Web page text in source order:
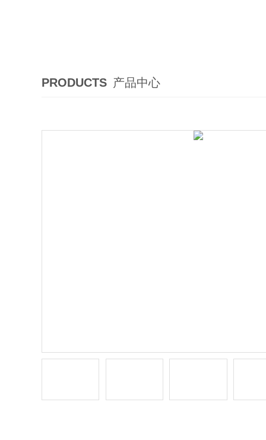
PRODUCTS 产品中心